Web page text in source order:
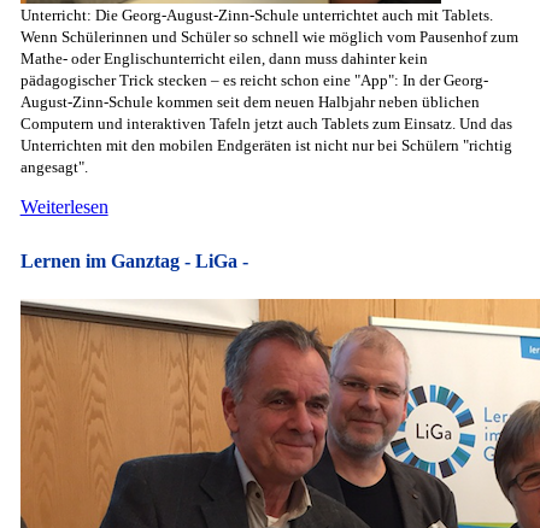
Unterricht: Die Georg-August-Zinn-Schule unterrichtet auch mit Tablets.
Wenn Schülerinnen und Schüler so schnell wie möglich vom Pausenhof zum
Mathe- oder Englischunterricht eilen, dann muss dahinter kein
pädagogischer Trick stecken – es reicht schon eine "App": In der Georg-
August-Zinn-Schule kommen seit dem neuen Halbjahr neben üblichen
Computern und interaktiven Tafeln jetzt auch Tablets zum Einsatz. Und das
Unterrichten mit den mobilen Endgeräten ist nicht nur bei Schülern "richtig
angesagt".
Weiterlesen
Lernen im Ganztag - LiGa -